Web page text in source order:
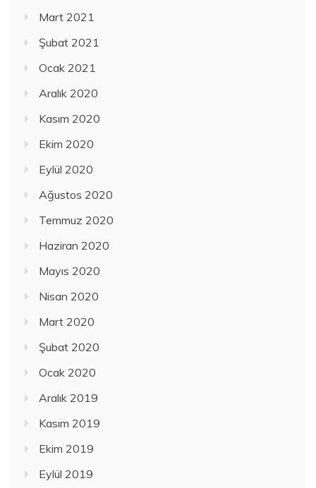
Mart 2021
Şubat 2021
Ocak 2021
Aralık 2020
Kasım 2020
Ekim 2020
Eylül 2020
Ağustos 2020
Temmuz 2020
Haziran 2020
Mayıs 2020
Nisan 2020
Mart 2020
Şubat 2020
Ocak 2020
Aralık 2019
Kasım 2019
Ekim 2019
Eylül 2019